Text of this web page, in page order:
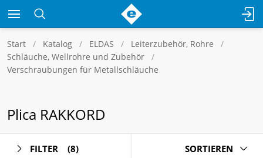
Start Katalog ELDAS
Leiterzubehör, Rohre
Schläuche, Wellrohre und Zubehör
Verschraubungen für Metallschläuche
Plica RAKKORD
FILTER (8) SORTIEREN